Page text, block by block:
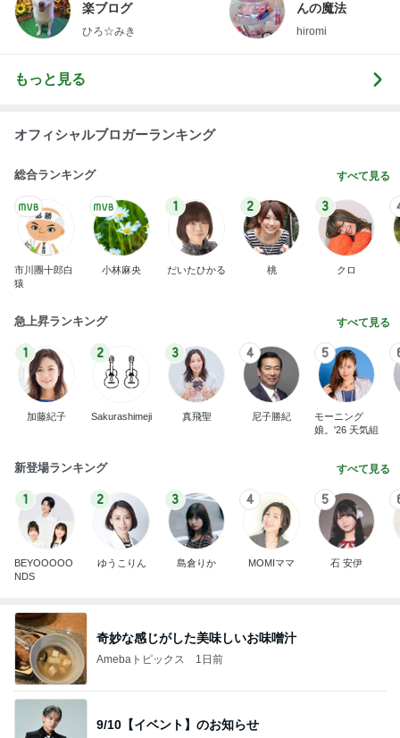
楽ブログ
ひろ☆みき
んの魔法
hiromi
もっと見る
オフィシャルブロガーランキング
総合ランキング すべて見る
市川團十郎白
猿
小林麻央
1
だいたひかる
2
桃
3
クロ
急上昇ランキング すべて見る
1
加藤紀子
2
Sakurashimeji
3
真飛聖
4
尼子勝紀
5
モーニング
娘。'26 天気組
新登場ランキング すべて見る
1
BEYOOOOO
NDS
2
ゆうこりん
3
島倉りか
4
MOMIママ
5
石 安伊
奇妙な感じがした美味しいお味噌汁
Amebaトピックス 1日前
9/10【イベント】のお知らせ